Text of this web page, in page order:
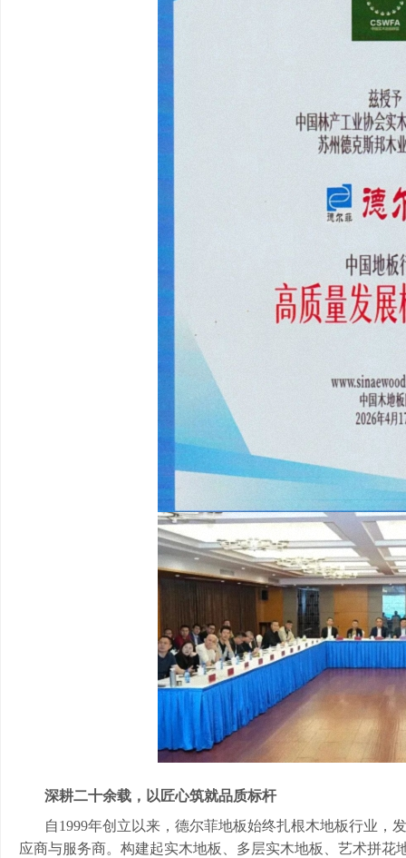
深耕二十余载，以匠心筑就品质标杆
自1999年创立以来，德尔菲地板始终扎根木地板行业，
应商与服务商。构建起实木地板、多层实木地板、艺术拼